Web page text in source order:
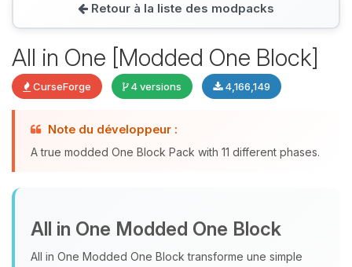
Retour à la liste des modpacks
All in One [Modded One Block]
CurseForge 4 versions 4,166,149
Note du développeur :
A true modded One Block Pack with 11 different phases.
All in One Modded One Block
All in One Modded One Block transforme une simple
Youpi, enfin quelqu’un pour me
07/08/2026 à 23:00